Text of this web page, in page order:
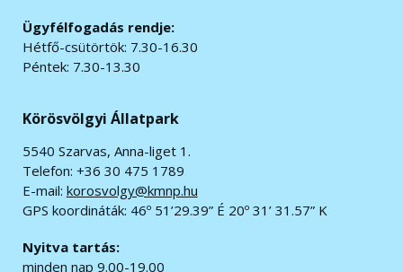
Ügyfélfogadás rendje:
Hétfő-csütörtök: 7.30-16.30
Péntek: 7.30-13.30
Körösvölgyi Állatpark
5540 Szarvas, Anna-liget 1.
Telefon: +36 30 475 1789
E-mail: korosvolgy@kmnp.hu
GPS koordináták: 46º 51’29.39” É 20º 31’ 31.57” K
Nyitva tartás:
minden nap 9.00-19.00